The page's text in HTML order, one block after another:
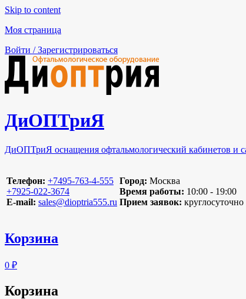
Skip to content
Моя страница
Войти / Зарегистрироваться
ДиОПТриЯ
ДиОПТриЯ оснащения офтальмологический кабинетов и
Телефон: ‪+7495-763-4-555‬
‪+7925-022-3674‬
E-mail: sales@dioptria555.ru
Город: Москва
Время работы: 10:00 - 19:00
Прием заявок: круглосуточно
Корзина
0 ₽
Корзина